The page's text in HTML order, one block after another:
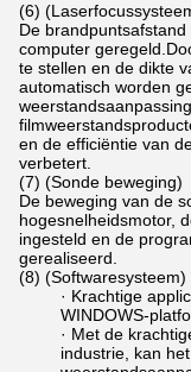
(6)
De
computer
te stellen en de dikte
automatisch worden
en de efficiëntie van
verbetert.
(7) (Sonde beweging)
De beweging van de
hogesnelheidsmotor,
ingesteld en de
gerealiseerd.
(8) (Softwaresysteem)
· Krachtige
WINDOWS-
· Met de
industrie, kan